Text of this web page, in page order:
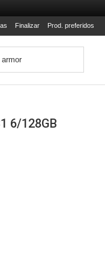
Finalizar Prod. preferidos
6/128GB